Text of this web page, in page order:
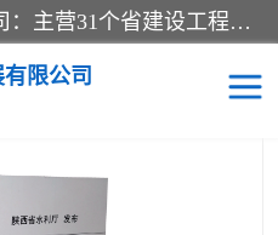
北京北腾文化发展有限公司：主营31个省建设工程预算书,工程预算软件,工程计价依据,工程造价定额,工程量清单计价定额,建设工程量消耗量定额,各行业工程预算定额,铁路定额,电力定额,矿山定额,*,黄金定额,钢铁企业检修定额,中石化安装检修定额,煤矿图书,医院书籍等.诚信的经营，在发展的同时公司不忘不断总结不断优化为客户的服务，和一如既往的热情赢得了新老客户的极高评价及青睐。
限公司
图书> 新书GB55037-2022建筑防
预算定额